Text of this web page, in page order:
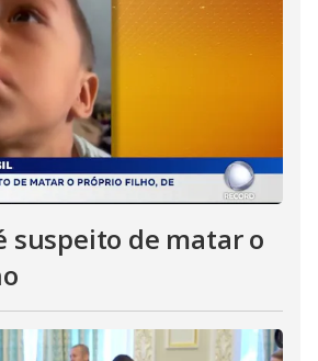
suspeito de matar o